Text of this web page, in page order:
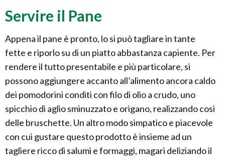
Servire il Pane
Appena il pane è pronto, lo si può tagliare in tante
fette e riporlo su di un piatto abbastanza capiente. Per
rendere il tutto presentabile e più particolare, si
possono aggiungere accanto all’alimento ancora caldo
dei pomodorini conditi con filo di olio a crudo, uno
spicchio di aglio sminuzzato e origano, realizzando così
delle bruschette. Un altro modo simpatico e piacevole
con cui gustare questo prodotto è insieme ad un
tagliere ricco di salumi e formaggi, magari deliziando il